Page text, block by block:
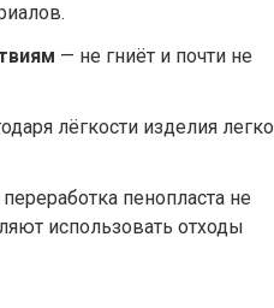
— не гниёт и почти не
лёгкости изделия легко
пенопласта не
использовать отходы